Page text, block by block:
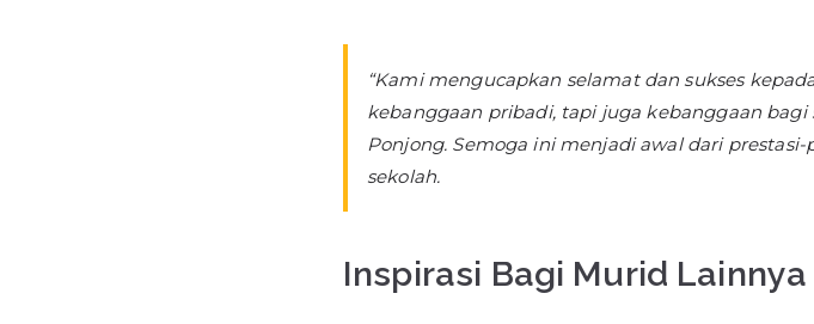
“Kami mengucapkan selamat dan sukses
kebanggaan pribadi, tapi juga kebanggaan
Ponjong. Semoga ini menjadi awal dari
sekolah.
Inspirasi Bagi Murid Lainnya